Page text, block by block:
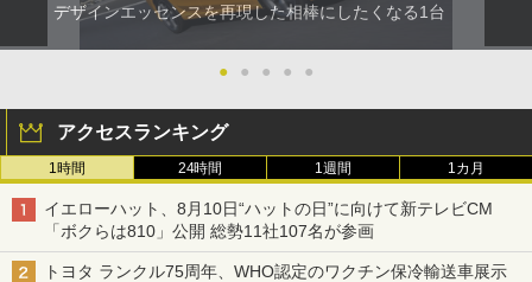
デザインエッセンスを再現した相棒にしたくなる1台
● ● ● ● ●
アクセスランキング
1時間 24時間 1週間 1カ月
イエローハット、8月10日“ハットの日”に向けて新テレビCM
「ボクらは810」公開 総勢11社107名が参画
トヨタ ランクル75周年、WHO認定のワクチン保冷輸送車展示